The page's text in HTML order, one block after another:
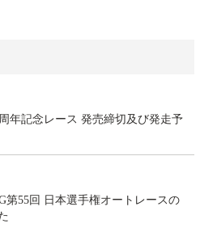
年記念レース 発売締切及び発走予
第55回 日本選手権オートレースの